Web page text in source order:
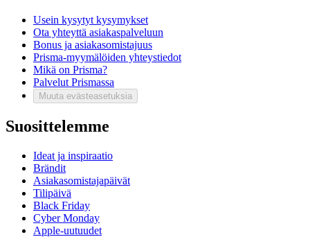
Usein kysytyt kysymykset
Ota yhteyttä asiakaspalveluun
Bonus ja asiakasomistajuus
Prisma-myymälöiden yhteystiedot
Mikä on Prisma?
Palvelut Prismassa
Muuta evästeasetuksia
Suosittelemme
Ideat ja inspiraatio
Brändit
Asiakasomistajapäivät
Tilipäivä
Black Friday
Cyber Monday
Apple-uutuudet